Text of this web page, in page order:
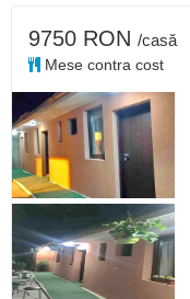
9750 RON /casă
Mese contra cost